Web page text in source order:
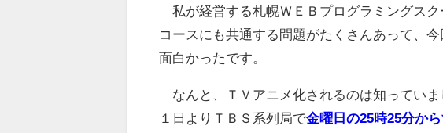
私が経営する札幌ＷＥＢプログラミングスク
コースにも共通する問題がたくさんあって、
面白かったです。
なんと、ＴＶアニメ化されるのは知っていま
１日よりＴＢＳ系列局で金曜日の25時25分か